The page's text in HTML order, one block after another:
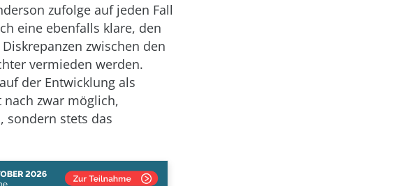
zufolge auf jeden Fall
eine ebenfalls klare, den
zwischen den
vermieden werden.
der Entwicklung als
zwar möglich,
sondern stets das